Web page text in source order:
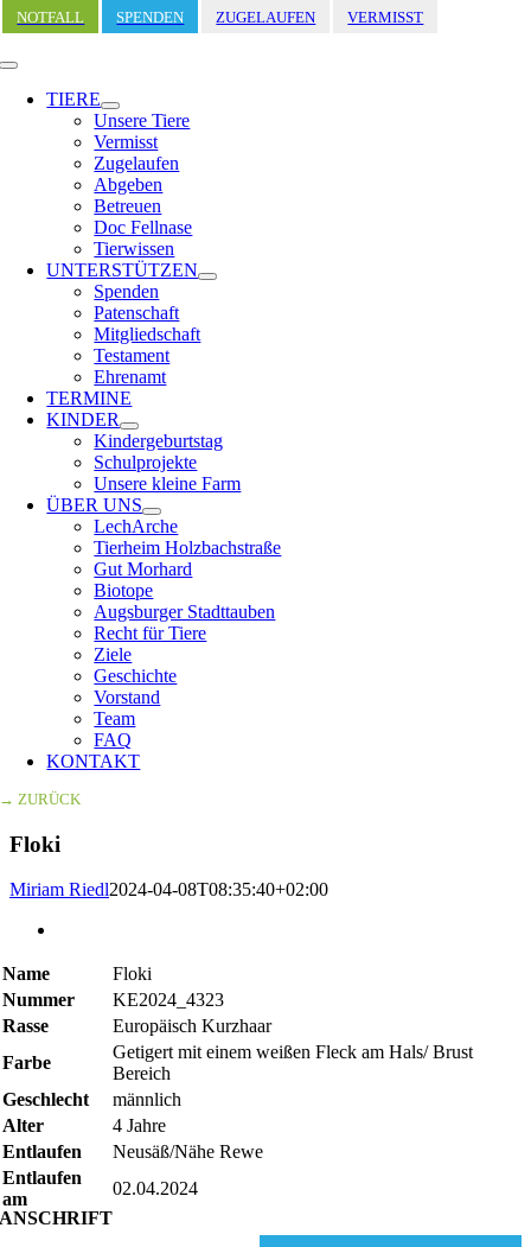
Zum
Inhalt
springen
NOTFALL SPENDEN ZUGELAUFEN VERMISST
Toggle
Navigation
TIERE
Unsere Tiere
Vermisst
Zugelaufen
Abgeben
Betreuen
Doc Fellnase
Tierwissen
UNTERSTÜTZEN
Spenden
Patenschaft
Mitgliedschaft
Testament
Ehrenamt
TERMINE
KINDER
Kindergeburtstag
Schulprojekte
Unsere kleine Farm
ÜBER UNS
LechArche
Tierheim Holzbachstraße
Gut Morhard
Biotope
Augsburger Stadttauben
Recht für Tiere
Ziele
Geschichte
Vorstand
Team
FAQ
KONTAKT
→ ZURÜCK
Floki
Miriam Riedl2024-04-08T08:35:40+02:00
Name
Floki
Nummer
KE2024_4323
Rasse
Europäisch Kurzhaar
Farbe
Getigert mit einem weißen Fleck am Hals/ Brust
Bereich
Geschlecht
männlich
Alter
4 Jahre
Entlaufen
Neusäß/Nähe Rewe
Entlaufen
am
02.04.2024
ANSCHRIFT